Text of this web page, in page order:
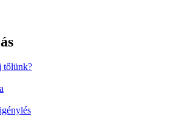
tőlünk?